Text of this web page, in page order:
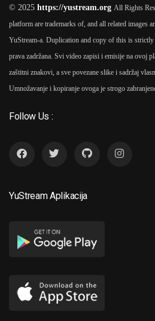
© 2025 https://yustream.org All Rights
platform are trademarks of, and all related images
YuStream-a. Duplication and copy of this is
prava zadržana. Svi video zapisi i emisije na ovoj
zaštitni znakovi, a sve povezane slike i sadržaj
Umnožavanje i kopiranje ovoga je strogo
Follow Us :
YuStream Aplikacija